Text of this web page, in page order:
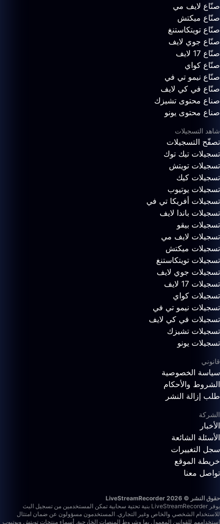
صنّاع لايف مي
صنّاع ميكتش
صنّاع تويتكاستنغ
صنّاع جوي لايف
صنّاع 17 لايف
صنّاع كواي
صنّاع نيمو تي في
صنّاع في كي لايف
صناع محتوى تشيزك
صناع محتوى يونو
شاهد التسجيلات
تصفّح التسجيلات
تسجيلات تيك توك
تسجيلات تويتش
تسجيلات كيك
تسجيلات يوتيوب
تسجيلات أفريكا تي في
تسجيلات باندا لايف
تسجيلات بيقو
تسجيلات لايف مي
تسجيلات ميكتش
تسجيلات تويتكاستنغ
تسجيلات جوي لايف
تسجيلات 17 لايف
تسجيلات كواي
تسجيلات نيمو تي في
تسجيلات في كي لايف
تسجيلات تشيزك
تسجيلات يونو
قانوني
سياسة الخصوصية
الشروط والأحكام
طلب إزالة النشر
الشركة
الأخبار
الأسئلة الشائعة
سجل التغييرات
خريطة الموقع
تواصل معنا
حقوق النشر © 2026 LiveStreamRecorder
يوفر LiveStreamRecorder بنية تحتية سحابية تمكن المستخدمين من تسجيل البث
للاستخدام الشخصي والخاص وغير التجاري. المستخدمون مسؤولون عن ضمان امتثال
استخدامهم للقوانين المعمول بها وشروط المنصات الخارجية. أسماء منتجات تويتش ويوتيوب